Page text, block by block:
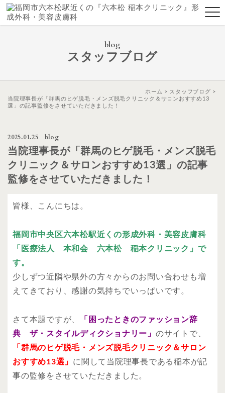
blog
スタッフブログ
ホーム
スタッフブログ
当院理事長が「群馬のヒゲ脱毛・メンズ脱毛クリニック＆サロンおすすめ13
選」の記事監修をさせていただきました！
2025.01.25 blog
当院理事長が「群馬のヒゲ脱毛・メンズ脱毛
クリニック＆サロンおすすめ13選」の記事
監修をさせていただきました！
皆様、こんにちは。
福岡市中央区六本松駅近くの形成外科・美容皮膚科
「医療法人 本和会 六本松 稲本クリニック」で
す。
少しずつ近隣や県外の方々からのお問い合わせも増
えてきており、感謝の気持ちでいっぱいです。
さて本題ですが、
「困ったときのファッション辞
典 ザ・スタイルディクショナリー 」 のサイトで、
「群馬のヒゲ脱毛・メンズ脱毛クリニック＆サロン
おすすめ13選」 に関して当院理事長である稲本が記
事の監修をさせていただきました。